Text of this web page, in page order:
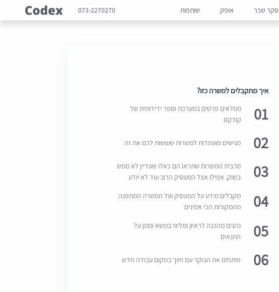
סקר שכר אופק שותפות 073-2270270
איך מתקבלים למשרה כזו?
01
ממלאים פרטים במערכת סופר ידידותית של
קודקס
02 מגישים מועמדות למשרות שעושות לכם את זה
03
מרבית המשרות שתראו הם כאלו שעדיין לא ממש
בשוק. אפילו אצל המעסיק הרוב עוד לא יודע
04
מקבלים מידע על המעסיק ועל המשרה המתפנה
מהמקורות הכי אמינים
05
נהנים מהכנה לראיון ומליווי במשא ומתן על
התנאים
06 פותחים את הבוקר עם חיוך במקום עבודה חדש